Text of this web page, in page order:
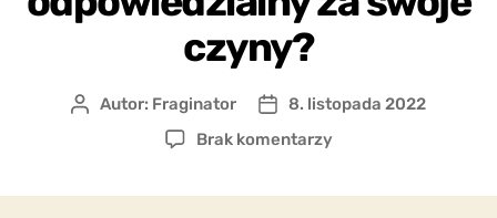
czyny?
AutorAutor: Fraginator
Data
wpisu
8. listopada 2022
Brak komentarzydo